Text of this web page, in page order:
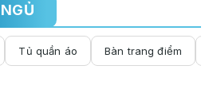
Tủ quần áo Bàn trang điểm